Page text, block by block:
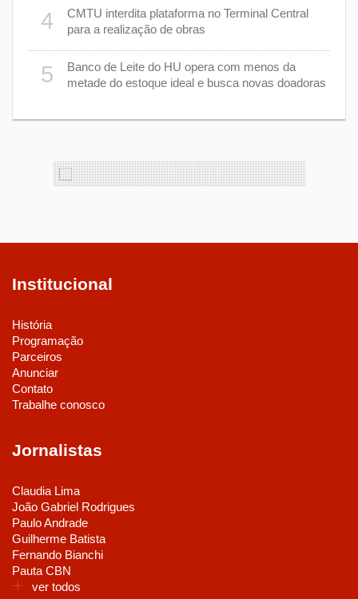
4
CMTU interdita plataforma no Terminal Central
para a realização de obras
5
Banco de Leite do HU opera com menos da
metade do estoque ideal e busca novas doadoras
Institucional
História
Programação
Parceiros
Anunciar
Contato
Trabalhe conosco
Jornalistas
Claudia Lima
João Gabriel Rodrigues
Paulo Andrade
Guilherme Batista
Fernando Bianchi
Pauta CBN
ver todos